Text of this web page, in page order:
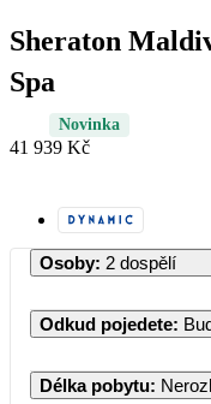
Sheraton
Spa
Novinka
41 939 Kč
Osoby: 2 dospělí
Odkud pojedete:
Délka pobytu: